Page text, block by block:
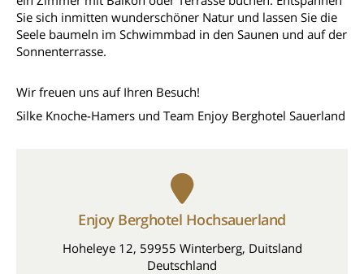
Sie sich inmitten wunderschöner Natur und lassen Sie die
Seele baumeln im Schwimmbad in den Saunen und auf der
Sonnenterrasse.
Wir freuen uns auf Ihren Besuch!
Silke Knoche-Hamers und Team Enjoy Berghotel Sauerland
Enjoy Berghotel Hochsauerland
Hoheleye 12, 59955 Winterberg, Duitsland
Deutschland